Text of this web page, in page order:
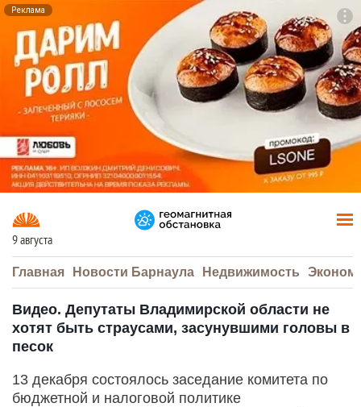
Реклама
9 августа
Главная Новости Барнаула Недвижимость
Видео. Депутаты Владимирской области не
хотят быть страусами, засунувшими головы в
песок
13 декабря состоялось заседание комитета по
бюджетной и налоговой политике